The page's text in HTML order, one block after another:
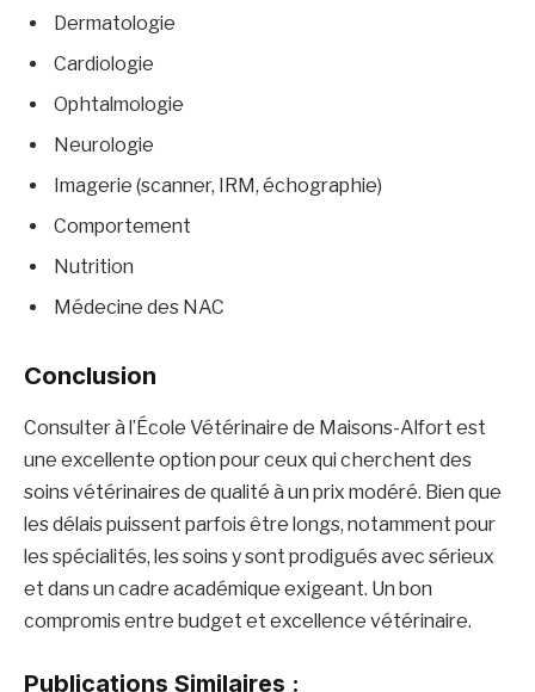
Dermatologie
Cardiologie
Ophtalmologie
Neurologie
Imagerie (scanner, IRM, échographie)
Comportement
Nutrition
Médecine des NAC
Conclusion
Consulter à l’École Vétérinaire de Maisons-Alfort est
une excellente option pour ceux qui cherchent des
soins vétérinaires de qualité à un prix modéré. Bien que
les délais puissent parfois être longs, notamment pour
les spécialités, les soins y sont prodigués avec sérieux
et dans un cadre académique exigeant. Un bon
compromis entre budget et excellence vétérinaire.
Publications Similaires :